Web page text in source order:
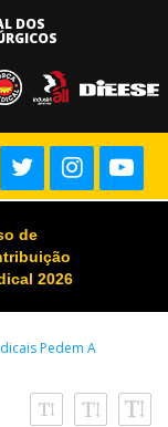
DOS
de
2026
Pedem A